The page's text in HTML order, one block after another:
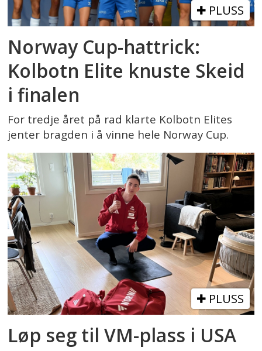
PLUSS
Norway Cup-hattrick:
Kolbotn Elite knuste Skeid
i finalen
For tredje året på rad klarte Kolbotn Elites
jenter bragden i å vinne hele Norway Cup.
PLUSS
Løp seg til VM-plass i USA